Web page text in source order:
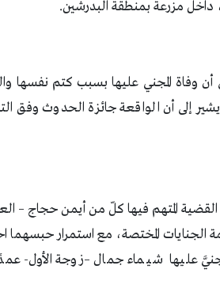
مزرعة بمنطقة البدرشين.
وفاة المجني عليها بسبب كتم نفسها
إلى أن الواقعة جائزة الحدوث وفق
القضية المتهم فيها كلّ من أيمن حجاج –
المختصة، مع استمرار حبسهما
عليها شيماء جمال –زوجة الأول-